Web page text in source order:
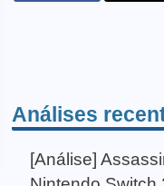
Análises
[Análise]